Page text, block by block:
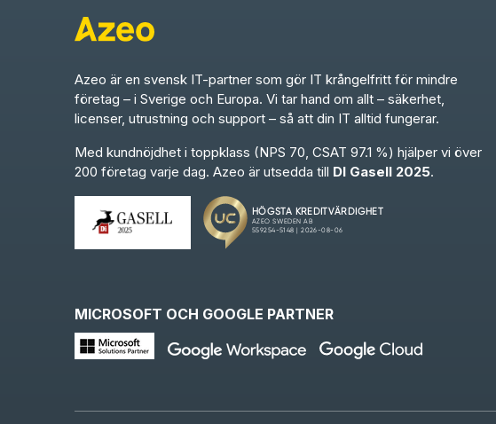
Azeo är en svensk IT-partner som gör IT krångelfritt för mindre
företag – i Sverige och Europa. Vi tar hand om allt – säkerhet,
licenser, utrustning och support – så att din IT alltid fungerar.
Med kundnöjdhet i toppklass (NPS 70, CSAT 97.1 %) hjälper vi över
200 företag varje dag. Azeo är utsedda till DI Gasell 2025.
MICROSOFT OCH GOOGLE PARTNER